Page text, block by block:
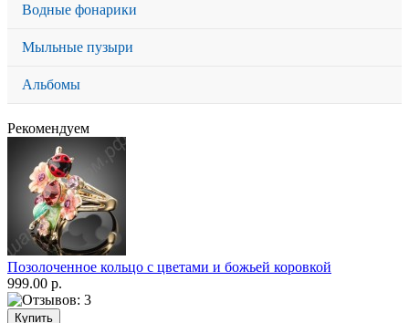
Водные фонарики
Мыльные пузыри
Альбомы
Рекомендуем
Позолоченное кольцо с цветами и божьей коровкой
999.00 р.